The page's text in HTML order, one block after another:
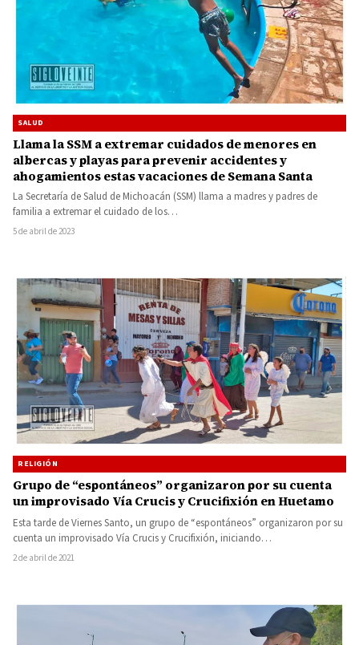
SALUD
Llama la SSM a extremar cuidados de menores en
albercas y playas para prevenir accidentes y
ahogamientos estas vacaciones de Semana Santa
La Secretaría de Salud de Michoacán (SSM) llama a madres y padres de
familia a extremar el cuidado de los…
5 de abril de 2023
RELIGIÓN
Grupo de “espontáneos” organizaron por su cuenta
un improvisado Vía Crucis y Crucifixión en Huetamo
Esta tarde de Viernes Santo, un grupo de “espontáneos” organizaron por su
cuenta un improvisado Vía Crucis y Crucifixión, iniciando…
2 de abril de 2021